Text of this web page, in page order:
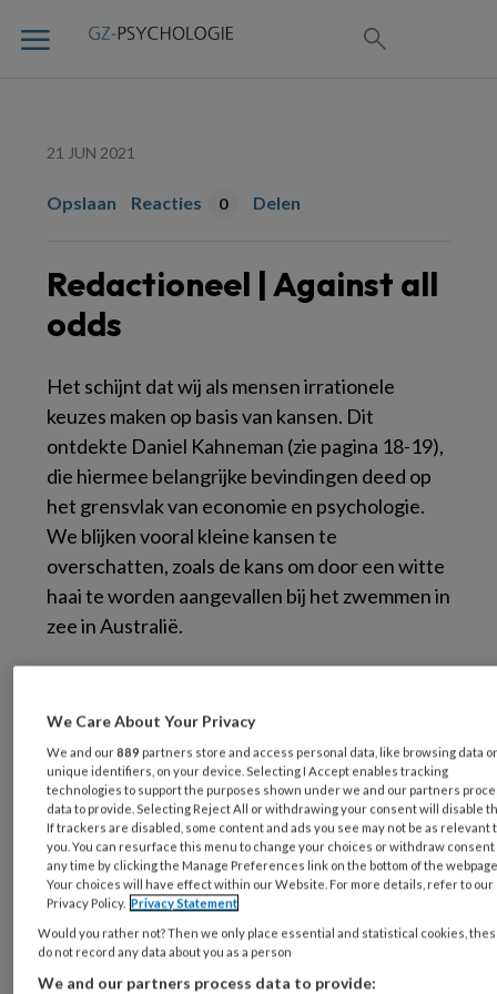
21 JUN 2021
Opslaan Reacties 0 Delen
Redactioneel | Against all
odds
Het schijnt dat wij als mensen irrationele
keuzes maken op basis van kansen. Dit
ontdekte Daniel Kahneman (zie pagina 18-19),
die hiermee belangrijke bevindingen deed op
het grensvlak van economie en psychologie.
We blijken vooral kleine kansen te
overschatten, zoals de kans om door een witte
haai te worden aangevallen bij het zwemmen in
zee in Australië.
voorstellen. Dat wordt ook wel availability
genoemd. Heel handig om te weten voor
verzekeraars, en die spelen hier ook listig op in.
Dat doet me denken aan het afsluiten van een
extra verzekering voor een huurauto op
vakantie. Wanneer je na een lange reis en lang
wachten, in een lange rij bij het verhuurbedrijf
We Care About Your Privacy
We and our889 partners store and access personal data, like browsing data
unique identifiers, on your device. Selecting I Accept enables tracking
technologies to support the purposes shown under we and our partners
data to provide. Selecting Reject All or withdrawing your consent will disable
If trackers are disabled, some content and ads you see may not be as relevant
you. You can resurface this menu to change your choices or withdraw consent
any time by clicking the Manage Preferences link on the bottom of the
Your choices will have effect within our Website. For more details, refer to our
Privacy Policy. Privacy Statement
Would you rather not? Then we only place essential and statistical cookies,
do not record any data about you as a person
We and our partners process data to provide: